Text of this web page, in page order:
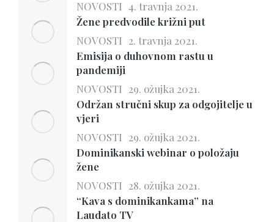
NOVOSTI 4. travnja 2021.
Žene predvodile križni put
NOVOSTI 2. travnja 2021.
Emisija o duhovnom rastu u
pandemiji
NOVOSTI 29. ožujka 2021.
Održan stručni skup za odgojitelje u
vjeri
NOVOSTI 29. ožujka 2021.
Dominikanski webinar o položaju
žene
NOVOSTI 28. ožujka 2021.
“Kava s dominikankama” na
Laudato TV